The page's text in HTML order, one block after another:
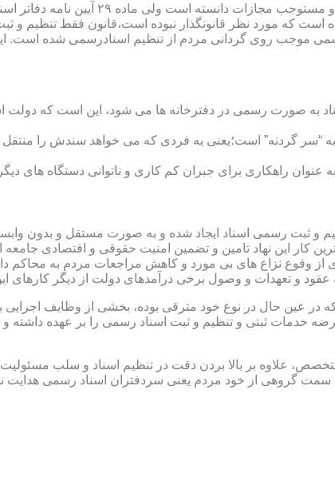
است که مورد نظر قانونگذار نبوده است،قانون فقط تنظیم و
موجب روی گردانی مردم از تنظیم اسنادرسمی شده است.
به صورت رسمی در دفترخانه ها می شود، این است که دولت
گردنه” است؛یعنی به فردی که می خواهد سندش را منتقل
راهکاری برای جبران کم کاری و ناتوانی دستگاه های
و ثبت رسمی اسناد ایجاد شده و به صورت مستقل و بدون
کار این نهاد تامین و تضمین امنیت حقوقی و اقتصادی
وقوع نزاع های بی مورد و کاهش مراجعات مردم به محاکم
و تعهدات و وصول برخی درآمدهای دولت از دیگر کارهای
در عین حال در نوع خود مترقی بوده، بخشی از وظایف
خدمات ثبتی و تنظیم و ثبت اسناد رسمی را بر عهده داشته و
علاوه بر بالا بردن دقت در تنظیم اسناد و سلب
سمت گروهی از خود مردم یعنی سردفتران اسناد رسمی هدایت